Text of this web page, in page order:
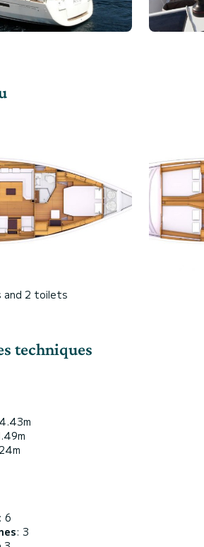
and 2 toilets
techniques
: 6
: 3